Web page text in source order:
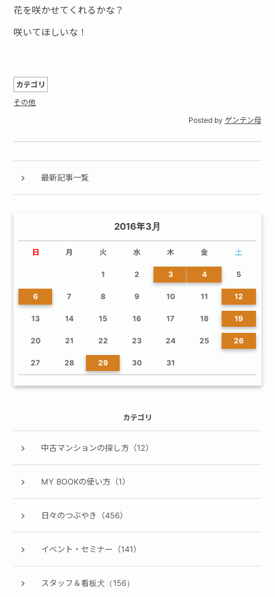
花を咲かせてくれるかな？
咲いてほしいな！
カテゴリ
その他
Posted by ゲンテン母
最新記事一覧
2016年3月
日 月 火 水 木 金 土
1 2 3 4 5
6 7 8 9 10 11 12
13 14 15 16 17 18 19
20 21 22 23 24 25 26
27 28 29 30 31
カテゴリ
中古マンションの探し方（12）
MY BOOKの使い方（1）
日々のつぶやき（456）
イベント・セミナー（141）
スタッフ＆看板犬（156）